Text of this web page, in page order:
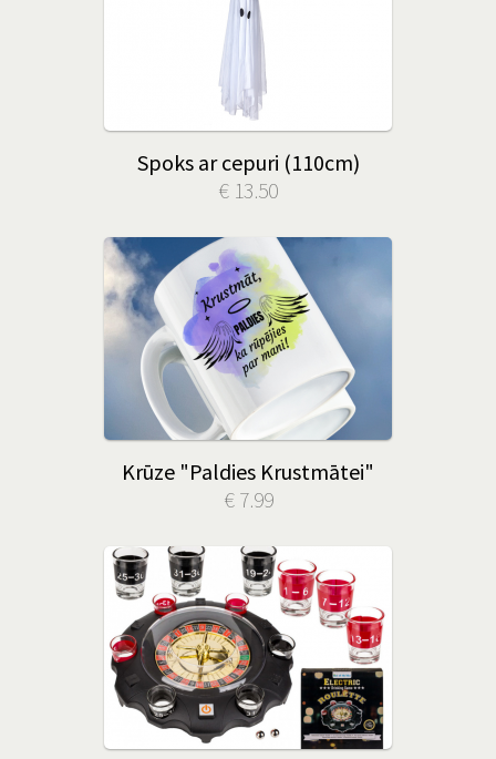
Spoks ar cepuri (110cm)
€ 13.50
Krūze "Paldies Krustmātei"
€ 7.99